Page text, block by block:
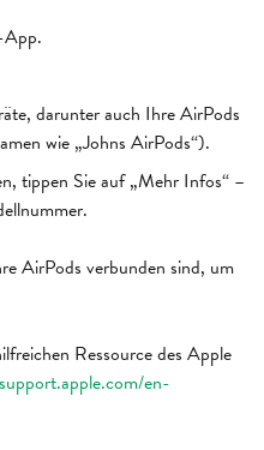
App.
darunter auch Ihre AirPods
wie „Johns AirPods“).
tippen Sie auf „Mehr Infos“ –
AirPods verbunden sind, um
Ressource des Apple
en-